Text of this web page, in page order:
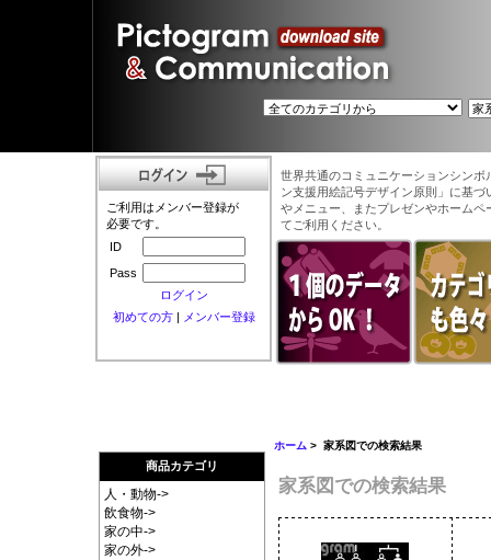
ご利用はメンバー登録が
必要です。
ID
Pass
ログイン
初めての方| メンバー登録
世界共通のコミュニケーションシン
ン支援用絵記号デザイン原則」に基
やメニュー、またプレゼンやホーム
てご利用ください。
商品カテゴリ
人・動物->
飲食物->
家の中->
家の外->
ホーム > 家系図での検索結果
家系図での検索結果